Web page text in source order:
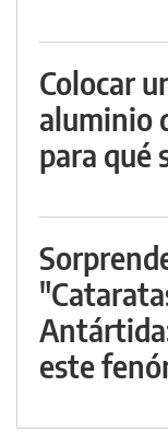
Colocar
aluminio
para qué
este